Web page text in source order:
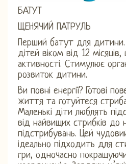
БАТУТ
ЩЕНЯЧИЙ ПАТРУЛЬ
Перший батут для дитини.
дітей віком від 12
активності. Стимулює
розвиток дитини.
Ви повні енергії? Готові
життя та готуйтеся
Маленькі діти люблять
від найвищих стрибків до
підстрибувань. Цей
ідеально підходить для
гри, одночасно